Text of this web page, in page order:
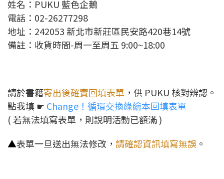
姓名：PUKU 藍色企鵝
電話：02-26277298
地址：242053 新北市新莊區民安路420巷14號
備註：收貨時間-周一至周五 9:00~18:00
請於書籍寄出後確實回填表單 ，供 PUKU 核對辨認。
點我填 ☛ Change！循環交換綠繪本回填表單
( 若無法填寫表單，則說明活動已額滿 )
▲表單一旦送出無法修改， 請確認資訊填寫無誤 。